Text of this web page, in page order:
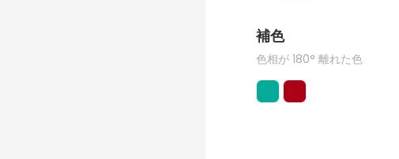
補色
色相が 180° 離れた色